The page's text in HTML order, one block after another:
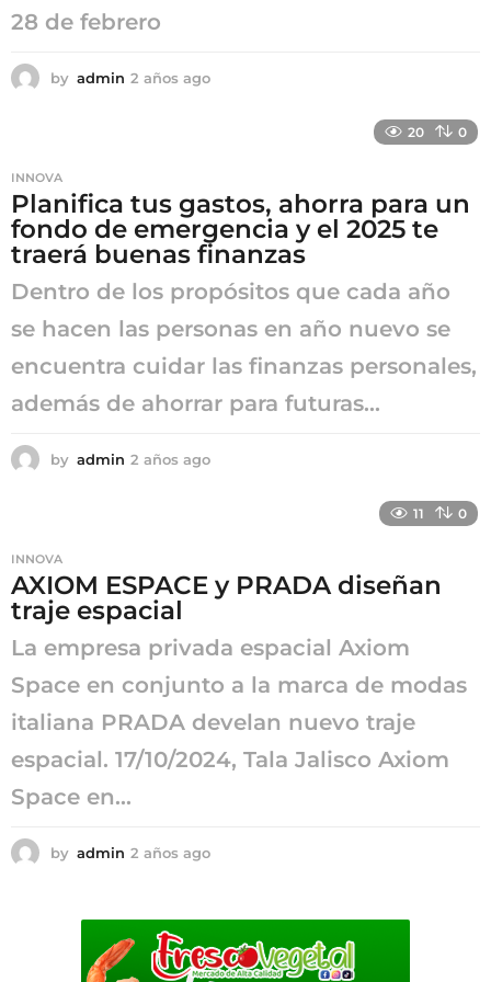
28 de febrero
by admin 2 años ago
g
o
20 0
INNOVA
Planifica tus gastos, ahorra para un
fondo de emergencia y el 2025 te
traerá buenas finanzas
Dentro de los propósitos que cada año
se hacen las personas en año nuevo se
encuentra cuidar las finanzas personales,
además de ahorrar para futuras...
by admin 2 años ago
g
o
11 0
INNOVA
AXIOM ESPACE y PRADA diseñan
traje espacial
La empresa privada espacial Axiom
Space en conjunto a la marca de modas
italiana PRADA develan nuevo traje
espacial. 17/10/2024, Tala Jalisco Axiom
Space en...
by admin 2 años ago
a
g